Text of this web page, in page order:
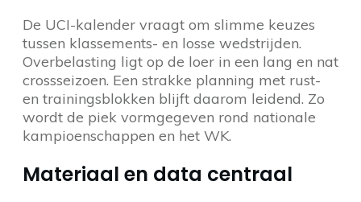
De UCI-kalender vraagt om slimme keuzes
tussen klassements- en losse wedstrijden.
Overbelasting ligt op de loer in een lang en nat
crossseizoen. Een strakke planning met rust-
en trainingsblokken blijft daarom leidend. Zo
wordt de piek vormgegeven rond nationale
kampioenschappen en het WK.
Materiaal en data centraal